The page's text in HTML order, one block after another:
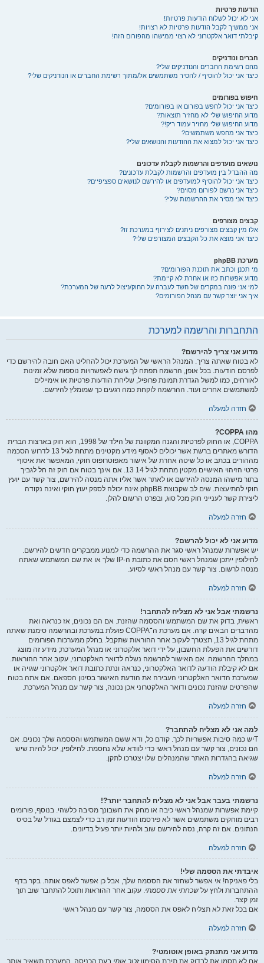
הודעות פרטיות
אני לא יכול לשלוח הודעות פרטיות!
אני ממשיך לקבל הודעות פרטיות לא רצויות!
קיבלתי דואר אלקטרוני לא רצוי ממישהו מהפורום הזה!
חברים ונודניקים
מהם רשימת החברים והנודניקים שלי?
כיצד אני יכול להוסיף / להסיר משתמשים אל/מתוך רשימת החברים או הנודניקים שלי?
חיפוש בפורומים
כיצד אני יכול לחפש בפורום או בפורומים?
מדוע החיפוש שלי לא מחזיר תוצאות?
מדוע החיפוש שלי מחזיר עמוד ריק!?
כיצד אני מחפש משתמשים?
כיצד אני יכול למצוא את ההודעות והנושאים שלי?
נושאים מועדפים והרשמות לקבלת עדכונים
מה ההבדל בין מועדפים והרשמות לקבלת עדכונים?
כיצד אני יכול להוסיף למועדפים או להירשם לנושאים ספציפיים?
כיצד אני נרשם לפורום מסוים?
כיצד אני מסיר את ההרשמות שלי?
קבצים מצורפים
אלו מין קבצים מצורפים ניתנים לצירוף במערכת זו?
כיצד אני מוצא את כל הקבצים המצורפים שלי?
מערכת phpBB
מי תכנן וכתב את תוכנת הפורומים?
מדוע אפשרות כזו או אחרת לא קיימת?
למי אני פונה במקרים של חשד לעברה על החוק/ניצול לרעה של המערכת?
איך אני יוצר קשר עם מנהל הפורומים?
התחברות והרשמה למערכת
מדוע אני צריך להירשם?
לא בטוח שאתה צריך. המנהל הראשי של המערכת יכול להחליט האם חובה להירשם כדי
לפרסם הודעות. בכל אופן, הרשמה תפתח לך גישה לאפשרויות נוספות שלא זמינות
לאורחים, כמו למשל הגדרת תמונת פרופיל, שליחת הודעות פרטיות או אימיילים
למשתמשים אחרים ועוד. ההרשמה לוקחת כמה רגעים כך שמומלץ להירשם.
חזרה למעלה
מהו COPPA?
COPPA, או החוק לפרטיות והגנה המקוונת של הילד של 1998, הוא חוק בארצות הברית
הדורש מאתרים ברשת אשר יכולים לאסוף מידע מקטינים מתחת לגיל 13 לדרוש הסכמה
מההורים בכתב או כל שיטה אחרת של אישור מאפוטרופוס חוקי, המאפשר את איסוף
פרטי הזיהוי האישיים מקטין מתחת לגיל 14 13. אם אינך בטוח אם חוק זה חל לגביך
בתור מישהו המנסה להירשם או לאתר אשר אליו אתה מנסה להירשם, צור קשר עם יועץ
חוקי להתיעצות. שים לב שקבוצת phpBB אינה יכולה לספק יעוץ חוקי ואינה נקודה
ליצירת קשר לענייני חוק מכל סוג, ובפרט הרשום להלן.
חזרה למעלה
מדוע אני לא יכול להרשם?
יש אפשרות שמנהל ראשי סגר את ההרשמה כדי למנוע ממבקרים חדשים להירשם.
לחילופין ייתכן שמנהל ראשי חסם את כתובת ה-IP שלך או את שם המשתמש שאתה
מנסה לרשום. צור קשר עם מנהל ראשי לסיוע.
חזרה למעלה
נרשמתי אבל אני לא מצליח להתחבר!
ראשית, בדוק את שם המשתמש והססמה שהזנת. אם הם נכונים, אז כנראה ואת
מהדברים הבאים קרה. אם מערכת ה־COPPA פועלת במערכת ובהרשמה סימנת שאתה
מתחת לגיל 13, תצטרך לעקוב אחר ההוראות שתקבל. בחלק ממערכות הפורומים
דורשים את הפעלת החשבון, על ידי דואר אלקטרוני או מנהל המערכת; מידע זה מוצג
במהלך ההרשמה. אם האישור להרשמה נשלח לדואר האלקטרוני, עקוב אחר ההוראות.
אם לא קיבלת הודעה לדואר האלקטרוני, כנראה ונתת כתובת דואר אלקטרוני שגויה או
שמערכת הדואר האלקטרוני העבירה את הודעת האישור בסינון הספאם. אם אתה בטוח
שהפרטים שהזנת נכונים ודואר האלקטרוני אכן נכונה, צור קשר עם מנהל המערכת.
חזרה למעלה
למה אני לא מצליח להתחבר?
Tיש כמה סיבות אפשריות לכך. קודם כל, ודא ששם המשתמש והססמה שלך נכונים. אם
הם נכונים, צור קשר עם מנהל ראשי כדי לוודא שלא נחסמת. לחילופין, יכול להיות שיש
שגיאה בהגדרות האתר שהמנהלים שלו יצטרכו לתקן.
חזרה למעלה
נרשמתי בעבר אבל אני לא מצליח להתחבר יותר?!
קיימת אפשרות שמנהל ראשי כיבה או מחק את חשבונך מסיבה כלשהי. בנוסף, פורומים
רבים מוחקים משתמשים אשר לא פירסמו הודעות זמן רב כדי לצמצם בגודל של בסיס
הנתונים. אם זה קרה, נסה להירשם שוב ולהיות יותר פעיל בדיונים.
חזרה למעלה
איבדתי את הססמה שלי!
בלי פאניקה! אי אפשר לשחזר את הססמה שלך, אבל כן אפשר לאפס אותה. בקר בדף
ההתחברות ולחץ על שכחתי את ססמתי. עקוב אחר ההוראות ותוכל להתחבר שוב תוך
זמן קצר.
אם בכל זאת לא תצליח לאפס את הססמה, צור קשר עם מנהל ראשי
חזרה למעלה
מדוע אני מתנתק באופן אוטומטי?
אם לא תסמן את לבדוק את תיבת הסימוןזכור אותי בעת הכניסה, המערכת תשאיר אותך